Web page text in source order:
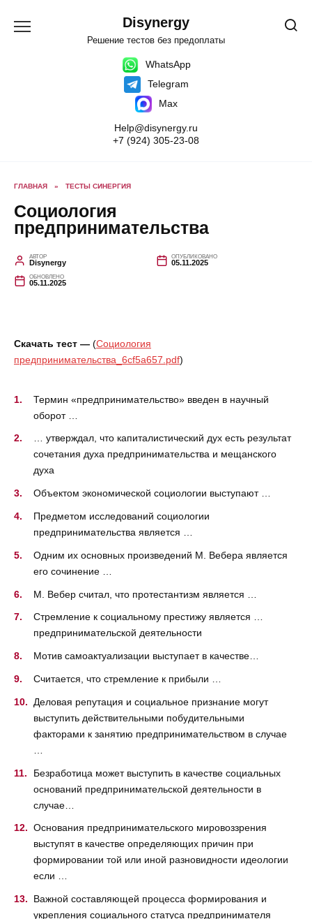
содержанию
Disynergy
Решение тестов без предоплаты
WhatsApp
Telegram
Max
Help@disynergy.ru
+7 (924) 305-23-08
ГЛАВНАЯ » ТЕСТЫ СИНЕРГИЯ
Социология
предпринимательства
АВТОР
Disynergy
ОПУБЛИКОВАНО
05.11.2025
ОБНОВЛЕНО
05.11.2025
Скачать тест — (Социология
предпринимательства_6cf5a657.pdf)
Термин «предпринимательство» введен в научный
оборот …
… утверждал, что капиталистический дух есть результат
сочетания духа предпринимательства и мещанского
духа
Объектом экономической социологии выступают …
Предметом исследований социологии
предпринимательства является …
Одним их основных произведений М. Вебера является
его сочинение …
М. Вебер считал, что протестантизм является …
Стремление к социальному престижу является …
предпринимательской деятельности
Мотив самоактуализации выступает в качестве…
Считается, что стремление к прибыли …
Деловая репутация и социальное признание могут
выступить действительными побудительными
факторами к занятию предпринимательством в случае
Безработица может выступить в качестве социальных
оснований предпринимательской деятельности в
случае…
Основания предпринимательского мировоззрения
выступят в качестве определяющих причин при
формировании той или иной разновидности идеологии
если …
Важной составляющей процесса формирования и
укрепления социального статуса предпринимателя